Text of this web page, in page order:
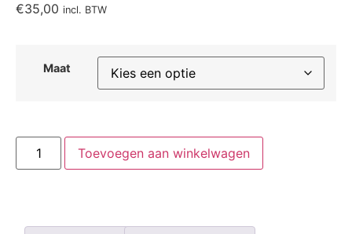
€35,00 incl. BTW
Maat
Toevoegen aan winkelwagen